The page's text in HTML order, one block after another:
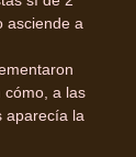
asciende a
cómo, a las
aparecía la